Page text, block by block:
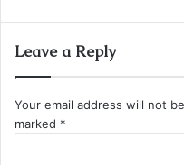
Leave a Reply
Your email address will not
marked *